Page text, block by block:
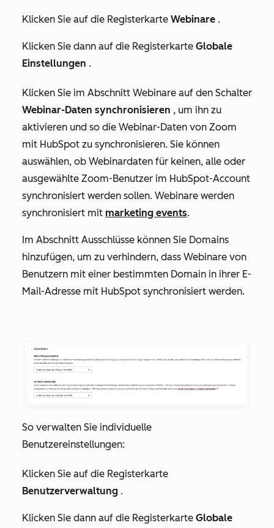
Klicken Sie auf die Registerkarte Webinare .
Klicken Sie dann auf die Registerkarte Globale
Einstellungen .
Klicken Sie im Abschnitt Webinare auf den Schalter
Webinar-Daten synchronisieren , um ihn zu
aktivieren und so die Webinar-Daten von Zoom
mit HubSpot zu synchronisieren. Sie können
auswählen, ob Webinardaten für keinen, alle oder
ausgewählte Zoom-Benutzer im HubSpot-Account
synchronisiert werden sollen. Webinare werden
synchronisiert mit marketing events.
Im Abschnitt Ausschlüsse können Sie Domains
hinzufügen, um zu verhindern, dass Webinare von
Benutzern mit einer bestimmten Domain in ihrer E-
Mail-Adresse mit HubSpot synchronisiert werden.
So verwalten Sie individuelle
Benutzereinstellungen:
Klicken Sie auf die Registerkarte
Benutzerverwaltung .
Klicken Sie dann auf die Registerkarte Globale